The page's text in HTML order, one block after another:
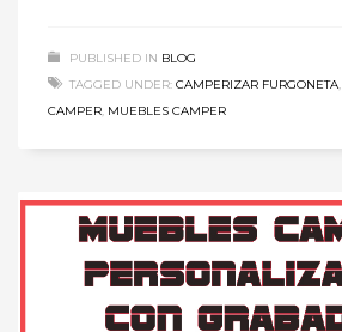
PUBLISHED IN BLOG
TAGGED UNDER: CAMPERIZAR FURGONETA,
CAMPER, MUEBLES CAMPER